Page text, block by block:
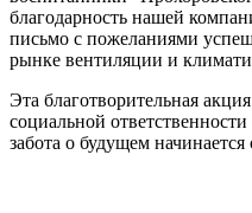
благодарность нашей
письмо с пожеланиями
рынке вентиляции и
Эта благотворительная
социальной
забота о будущем